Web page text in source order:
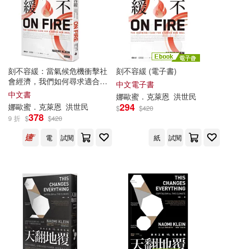
Teresa Cordova (TRN)(1)
Toban (EDT)/ Weis(1)
Tony (EDT)/ D’arcy(1)
Valentina (NRT)(1)
Vanessa (EDT)/ Chomsky(1)
Ziga (EDT)/ Chomsky(1)
松村嘉浩(1) 賈德．戴蒙(1)
刻不容緩：當氣候危機衝擊社
會經濟，我們如何尋求適合居
住的未來?
中文書
娜歐蜜．克萊恩 洪世民
9 折 $378 $420
電
試閱
刻不容緩 (電子書)
中文電子書
娜歐蜜．克萊恩 洪世民
$294 $420
紙 試閱